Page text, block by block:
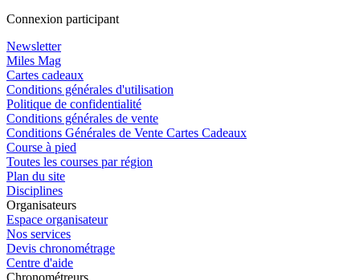
Connexion participant
Newsletter
Miles Mag
Cartes cadeaux
Conditions générales d'utilisation
Politique de confidentialité
Conditions générales de vente
Conditions Générales de Vente Cartes Cadeaux
Course à pied
Toutes les courses par région
Plan du site
Disciplines
Organisateurs
Espace organisateur
Nos services
Devis chronométrage
Centre d'aide